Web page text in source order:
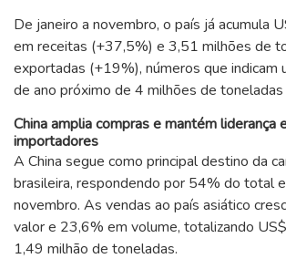
De janeiro a novembro, o país já acumula
em receitas (+37,5%) e 3,51 milhões de
exportadas (+19%), números que indicam
de ano próximo de 4 milhões de toneladas
China amplia compras e mantém liderança
importadores
A China segue como principal destino da
brasileira, respondendo por 54% do total
novembro. As vendas ao país asiático
valor e 23,6% em volume, totalizando
1,49 milhão de toneladas.